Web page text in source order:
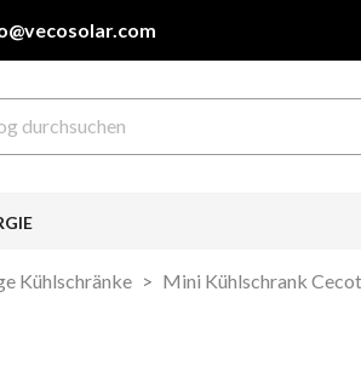
Kühlschränke Mini Kühlschrank